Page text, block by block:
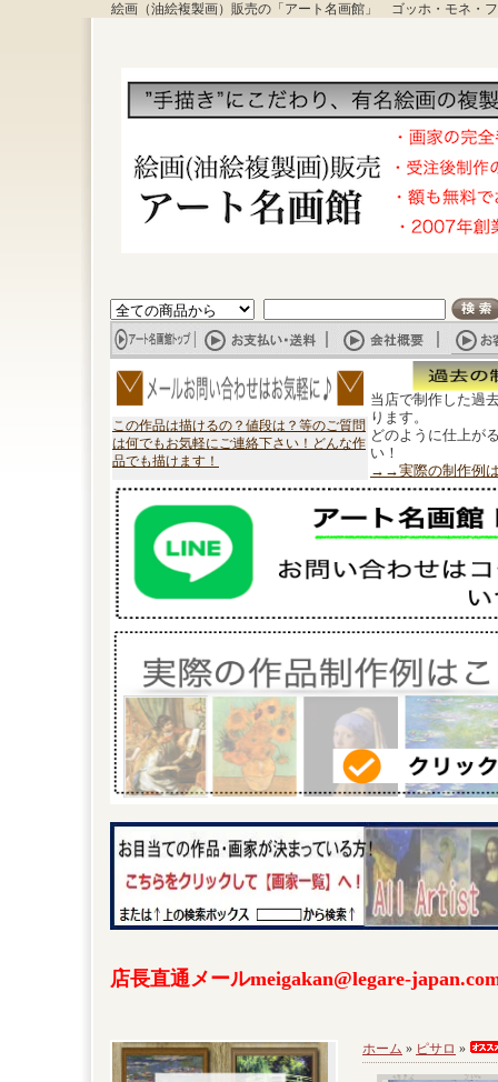
絵画（油絵複製画）販売の「アート名画館」 ゴッホ・モネ・
この作品は描けるの？値段は？等のご質問
は何でもお気軽にご連絡下さい！どんな作
品でも描けます！
当店で制作した過
ります。
どのように仕上が
い！
→→実際の制作例
店長直通メールmeigakan@legare-
ホーム » ピサロ »